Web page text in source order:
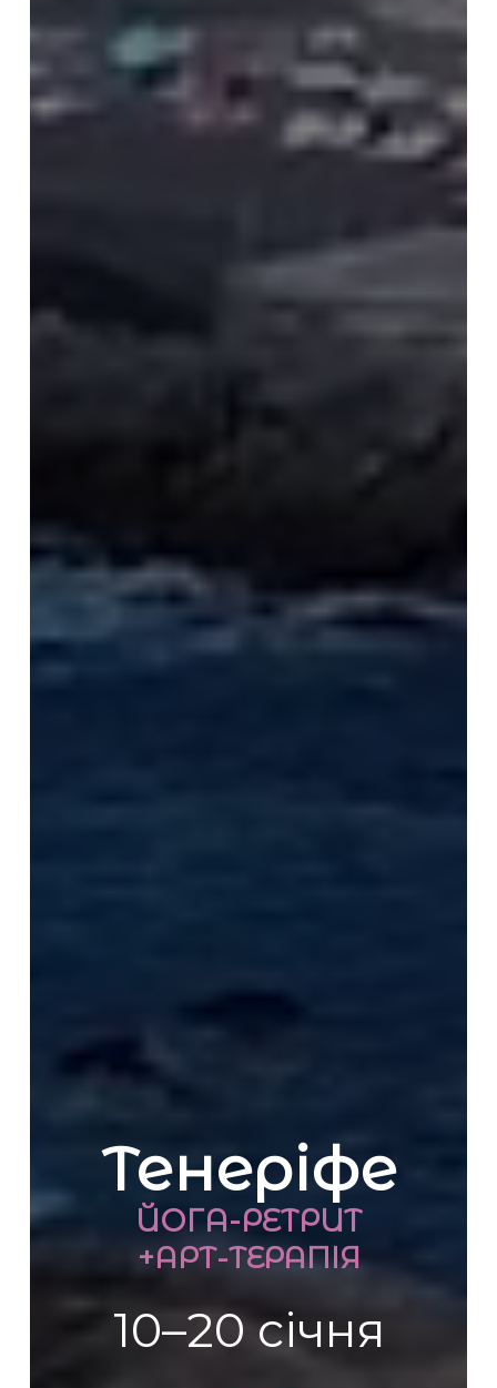
Тенеріфе
ЙОГА-РЕТРИТ
+АРТ-ТЕРАПІЯ
10–20 січня